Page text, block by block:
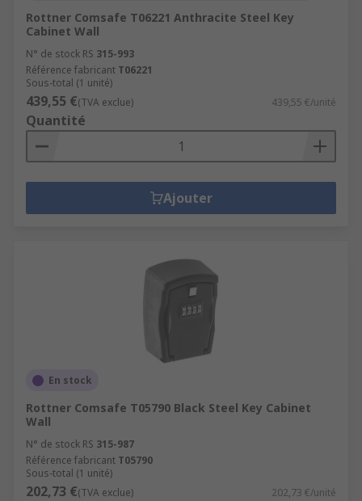
Rottner Comsafe T06221 Anthracite Steel Key
Cabinet Wall
N° de stock RS 315-993
Référence fabricant T06221
Sous-total (1 unité)
439,55 €(TVA exclue) 439,55 €/unité
Quantité
Ajouter
En stock
Rottner Comsafe T05790 Black Steel Key Cabinet
Wall
N° de stock RS 315-987
Référence fabricant T05790
Sous-total (1 unité)
202,73 €(TVA exclue) 202,73 €/unité